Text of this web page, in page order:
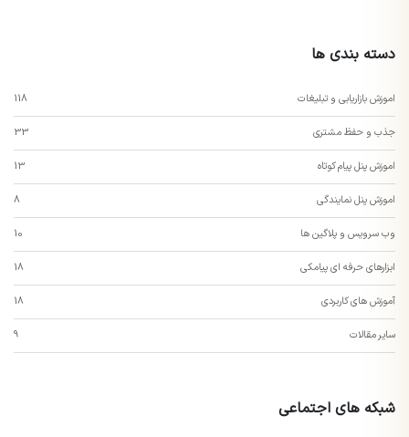
دسته بندی ها
اموزش بازاریابی و تبلیغات 118
جذب و حفظ مشتری 33
اموزش پنل پیام کوتاه 13
اموزش پنل نمایندگی 8
وب سرویس و پلاگین ها 10
ابزارهای حرفه ای پیامکی 18
آموزش های کاربردی 18
سایر مقالات 9
شبکه های اجتماعی